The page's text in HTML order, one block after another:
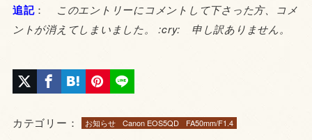
追記： このエントリーにコメントして下さった方、コメ
ントが消えてしまいました。 :cry: 申し訳ありません。
カテゴリー： お知らせ Canon EOS5QD FA50mm/F1.4